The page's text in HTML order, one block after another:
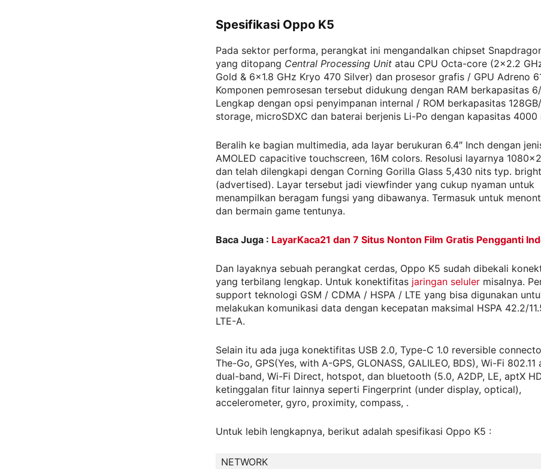
Spesifikasi Oppo K5
Pada sektor performa, perangkat ini mengandalkan chipset
yang ditopang Central Processing Unit atau CPU Octa-core (2×2.2
Gold & 6×1.8 GHz Kryo 470 Silver) dan prosesor grafis / GPU Adreno
Komponen pemrosesan tersebut didukung dengan RAM berkapasitas
Lengkap dengan opsi penyimpanan internal / ROM berkapasitas
storage, microSDXC dan baterai berjenis Li-Po dengan kapasitas 4000
Beralih ke bagian multimedia, ada layar berukuran 6.4″ Inch dengan
AMOLED capacitive touchscreen, 16M colors. Resolusi layarnya
dan telah dilengkapi dengan Corning Gorilla Glass 5,430 nits typ.
(advertised). Layar tersebut jadi viewfinder yang cukup nyaman untuk
menampilkan beragam fungsi yang dibawanya. Termasuk untuk
dan bermain game tentunya.
Baca Juga : LayarKaca21 dan 7 Situs Nonton Film Gratis Pengganti
Dan layaknya sebuah perangkat cerdas, Oppo K5 sudah dibekali
yang terbilang lengkap. Untuk konektifitas jaringan seluler misalnya.
support teknologi GSM / CDMA / HSPA / LTE yang bisa digunakan
melakukan komunikasi data dengan kecepatan maksimal HSPA 42.2/
LTE-A.
Selain itu ada juga konektifitas USB 2.0, Type-C 1.0 reversible
The-Go, GPS(Yes, with A-GPS, GLONASS, GALILEO, BDS), Wi-Fi
dual-band, Wi-Fi Direct, hotspot, dan bluetooth (5.0, A2DP, LE, aptX
ketinggalan fitur lainnya seperti Fingerprint (under display, optical),
accelerometer, gyro, proximity, compass, .
Untuk lebih lengkapnya, berikut adalah spesifikasi Oppo K5 :
NETWORK